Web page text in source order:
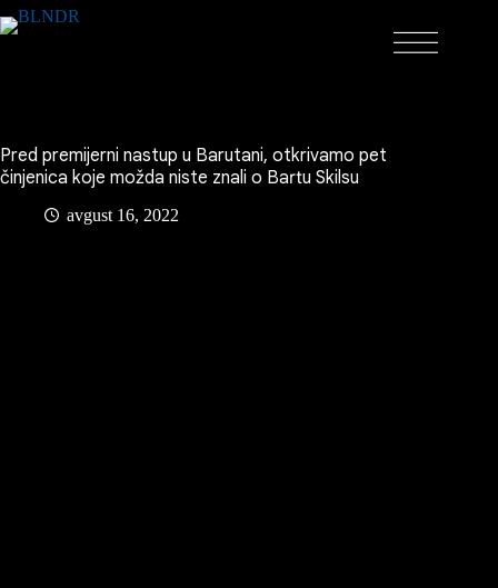
Skip
to
Pred premijerni nastup u Barutani, otkrivamo pet
činjenica koje možda niste znali o Bartu Skilsu
avgust 16, 2022